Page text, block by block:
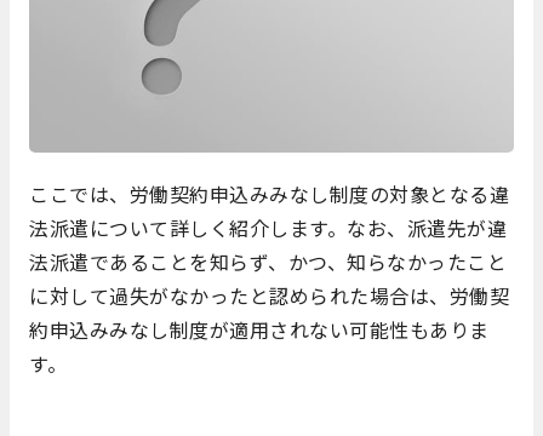
ここでは、労働契約申込みみなし制度の対象となる違
法派遣について詳しく紹介します。なお、派遣先が違
法派遣であることを知らず、かつ、知らなかったこと
に対して過失がなかったと認められた場合は、労働契
約申込みみなし制度が適用されない可能性もありま
す。